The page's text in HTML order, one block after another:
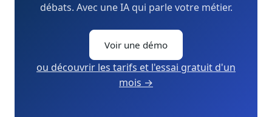
débats. Avec une IA qui parle votre métier.
Voir une démo
ou découvrir les tarifs et l'essai gratuit d'un
mois →